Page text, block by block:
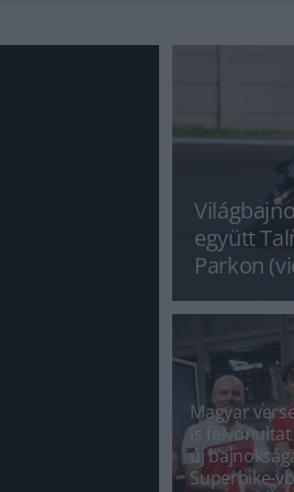
együtt
Parkon
Magyar
is
új
Superbike-